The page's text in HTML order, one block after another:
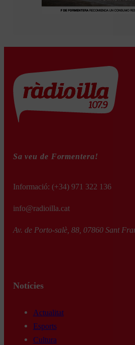
Sa veu de Formentera!
Informació: (+34) 971 322 136
info@radioilla.cat
Av. de Porto-salè, 88, 07860 Sant
Notícies
Actualitat
Esports
Cultura